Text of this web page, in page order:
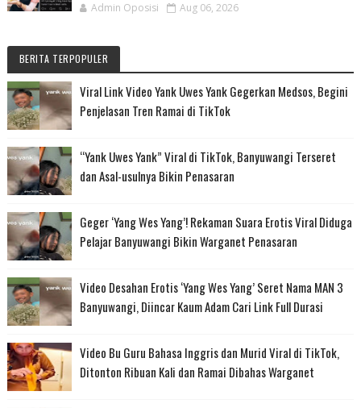
Admin Oposisi Aug 06, 2026
BERITA TERPOPULER
Viral Link Video Yank Uwes Yank Gegerkan Medsos, Begini
Penjelasan Tren Ramai di TikTok
“Yank Uwes Yank” Viral di TikTok, Banyuwangi Terseret
dan Asal-usulnya Bikin Penasaran
Geger ‘Yang Wes Yang’! Rekaman Suara Erotis Viral Diduga
Pelajar Banyuwangi Bikin Warganet Penasaran
Video Desahan Erotis ‘Yang Wes Yang’ Seret Nama MAN 3
Banyuwangi, Diincar Kaum Adam Cari Link Full Durasi
Video Bu Guru Bahasa Inggris dan Murid Viral di TikTok,
Ditonton Ribuan Kali dan Ramai Dibahas Warganet